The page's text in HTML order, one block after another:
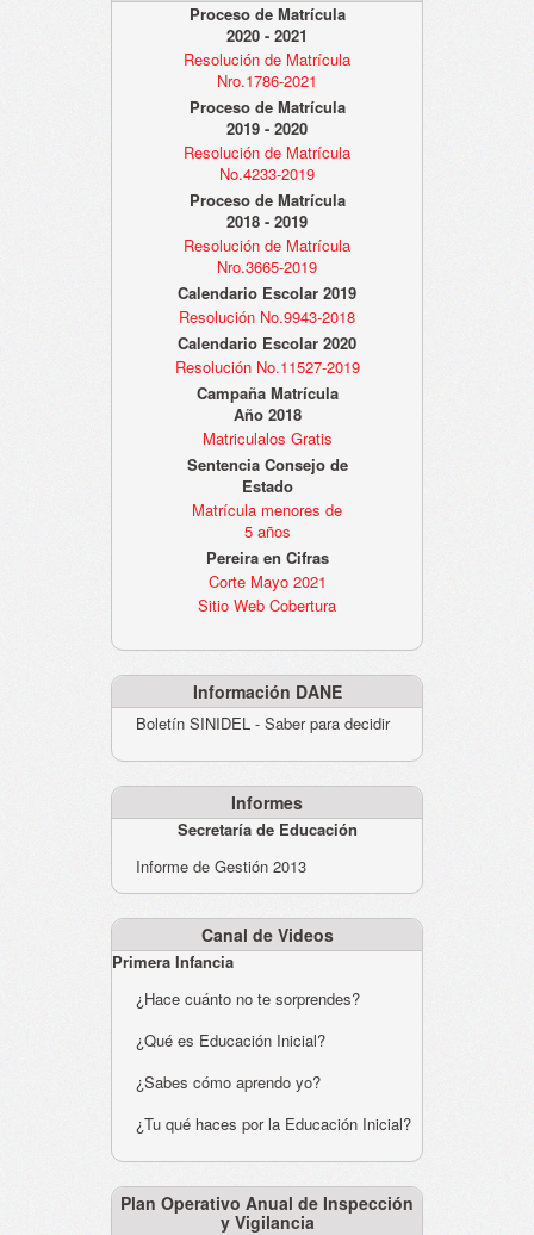
Proceso de Matrícula
2020 - 2021
Resolución de Matrícula
Nro.1786-2021
Proceso de Matrícula
2019 - 2020
Resolución de Matrícula
No.4233-2019
Proceso de Matrícula
2018 - 2019
Resolución de Matrícula
Nro.3665-2019
Calendario Escolar 2019
Resolución No.9943-2018
Calendario Escolar 2020
Resolución No.11527-2019
Campaña Matrícula
Año 2018
Matriculalos Gratis
Sentencia Consejo de
Estado
Matrícula menores de
5 años
Pereira en Cifras
Corte Mayo 2021
Sitio Web Cobertura
Información DANE
Boletín SINIDEL - Saber para decidir
Informes
Secretaría de Educación
Informe de Gestión 2013
Canal de Videos
Primera Infancia
¿Hace cuánto no te sorprendes?
¿Qué es Educación Inicial?
¿Sabes cómo aprendo yo?
¿Tu qué haces por la Educación Inicial?
Plan Operativo Anual de Inspección
y Vigilancia